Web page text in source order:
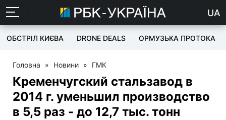
UA
ОБСТРІЛ КИЄВА DRONE DEALS ОРМУЗЬКА ПРОТОКА
Головна » Новини » ГМК
Кременчугский стальзавод в
2014 г. уменьшил производство
в 5,5 раз - до 12,7 тыс. тонн